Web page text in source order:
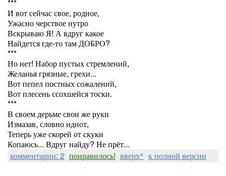
***
И вот сейчас свое, родное,
Ужасно черствое нутро
Вскрываю Я! А вдруг какое
Найдется где-то там ДОБРО?
***
Но нет! Набор пустых стремлений,
Желанья грязные, грехи...
Вот пепел постных сожалений,
Вот плесень ссохшейся тоски.
***
В своем дерьме свои же руки
Измазав, словно идиот,
Теперь уже скорей от скуки
Копаюсь... Вдруг найду? Не прёт...
комментарии: 2 понравилось! вверх^ к полной версии